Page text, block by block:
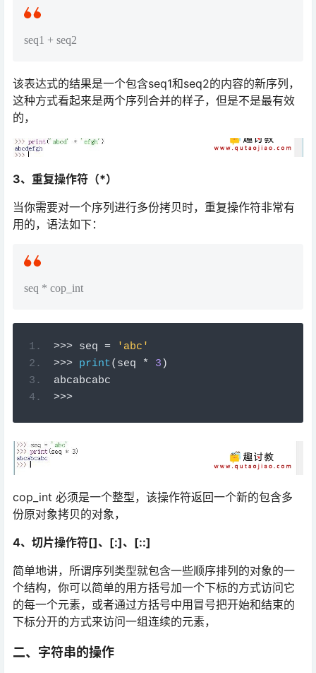
seq1 + seq2
该表达式的结果是一个包含seq1和seq2的内容的新序列，
这种方式看起来是两个序列合并的样子，但是不是最有效
的，
3、重复操作符（*）
当你需要对一个序列进行多份拷贝时，重复操作符非常有
用的，语法如下：
seq * cop_int
>>> seq =
'abc'
>>> print( seq * 3 )
abcabcabc
>>>
cop_int 必须是一个整型，该操作符返回一个新的包含多
份原对象拷贝的对象，
4、切片操作符[]、[:]、[::]
简单地讲，所谓序列类型就包含一些顺序排列的对象的一
个结构，你可以简单的用方括号加一个下标的方式访问它
的每一个元素，或者通过方括号中用冒号把开始和结束的
下标分开的方式来访问一组连续的元素，
二、字符串的操作